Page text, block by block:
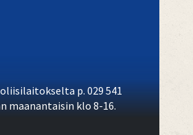
p. 029 541
maanantaisin klo 8-16.